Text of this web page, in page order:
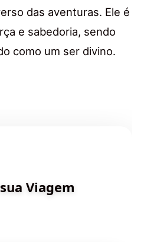
das aventuras. Ele é
e sabedoria, sendo
como um ser divino.
Viagem